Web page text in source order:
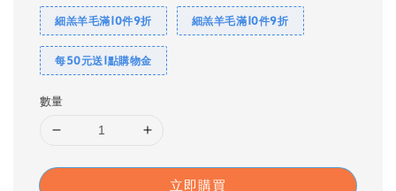
細羔羊毛滿10件9折 細羔羊毛滿10件9折
每50元送1點購物金
數量
立即購買